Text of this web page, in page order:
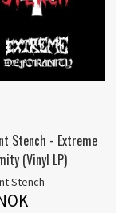
Stench - Extreme
(Vinyl LP)
Stench